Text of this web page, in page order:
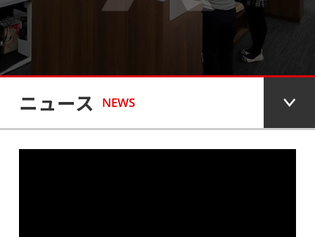
ニュース NEWS